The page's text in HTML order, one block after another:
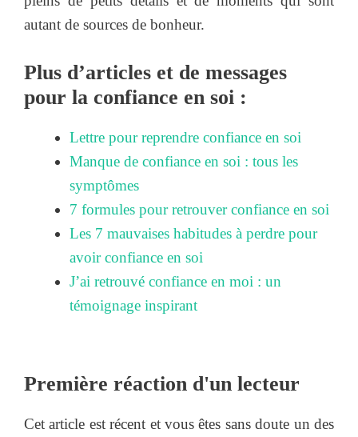
autant de sources de bonheur.
Plus d’articles et de messages
pour la confiance en soi :
Lettre pour reprendre confiance en soi
Manque de confiance en soi : tous les
symptômes
7 formules pour retrouver confiance en soi
Les 7 mauvaises habitudes à perdre pour
avoir confiance en soi
J’ai retrouvé confiance en moi : un
témoignage inspirant
Première réaction d'un lecteur
Cet article est récent et vous êtes sans doute un des